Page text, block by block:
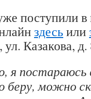
поступили
здесь или
Казакова,
я
беру, можно